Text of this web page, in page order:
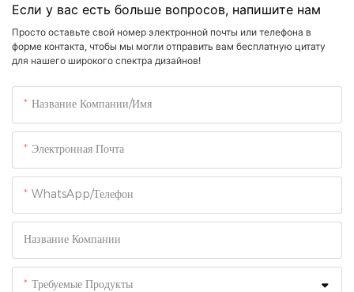
Если у вас есть больше вопросов, напишите нам
Просто оставьте свой номер электронной почты или телефона в
форме контакта, чтобы мы могли отправить вам бесплатную цитату
для нашего широкого спектра дизайнов!
Название Компании/Имя
Электронная Почта
WhatsApp/Телефон
Название Компании
Требуемые Продукты